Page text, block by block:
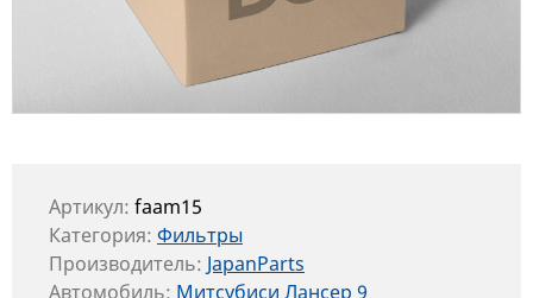
Артикул: faam15
Категория: Фильтры
Производитель: JapanParts
Автомобиль: Митсубиси Лансер 9